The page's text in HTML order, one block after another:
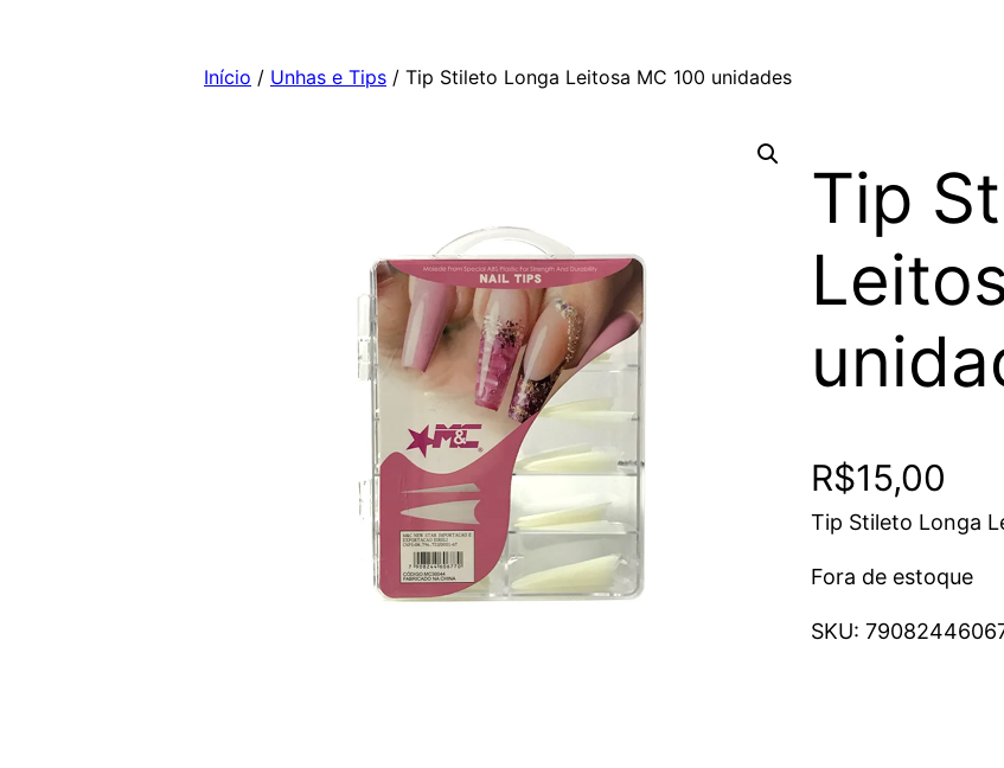
Início / Unhas e Tips / Tip Stileto Longa Leitosa MC 100 unidades
Tip
R$15,00
Tip Stileto Longa
Fora de estoque
SKU: